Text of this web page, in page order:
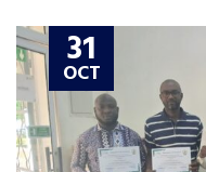
31
OCT